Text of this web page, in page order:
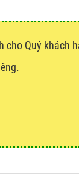
Quý khách